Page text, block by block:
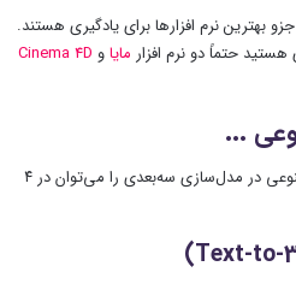
شده جزو بهترین نرم افزارها برای یادگیری هستند.
هستید حتماً دو نرم افزار مایاو Cinema 4D
...
تغییرات ایجاد شده توسط هوش مصنوعی در مدل‌سازی سه‌بعدی را می‌توان در ۴